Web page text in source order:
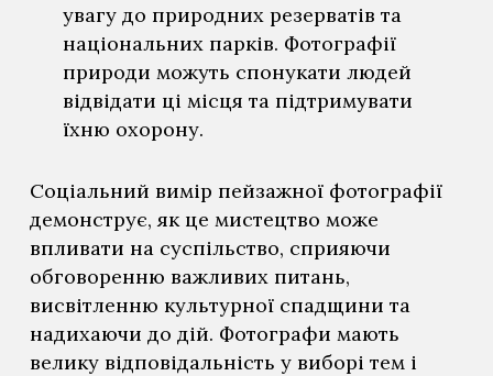
увагу до природних резерватів та
національних парків. Фотографії
природи можуть спонукати людей
відвідати ці місця та підтримувати
їхню охорону.
Соціальний вимір пейзажної фотографії
демонструє, як це мистецтво може
впливати на суспільство, сприяючи
обговоренню важливих питань,
висвітленню культурної спадщини та
надихаючи до дій. Фотографи мають
велику відповідальність у виборі тем і